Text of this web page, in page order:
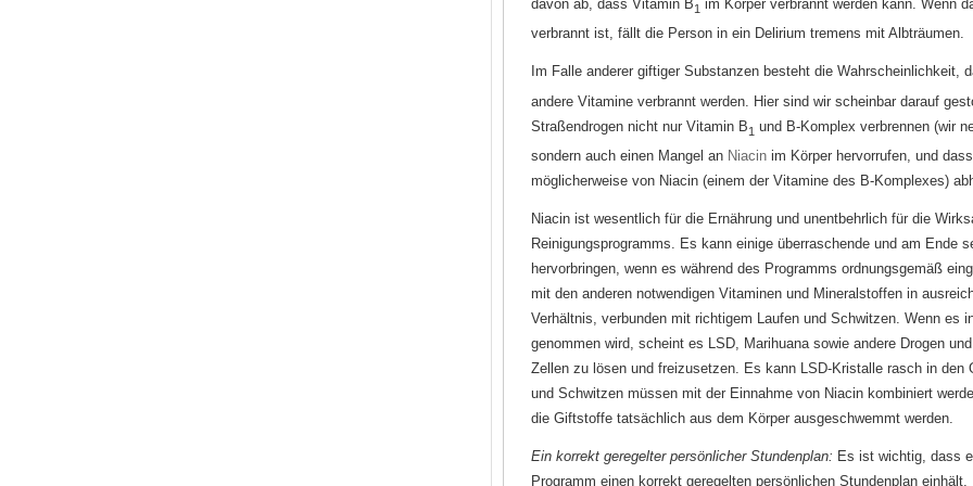
davon ab, dass Vitamin B1 im Körper verbrannt werden kann. Wenn
verbrannt ist, fällt die Person in ein Delirium tremens mit Albträumen.
Im Falle anderer giftiger Substanzen besteht die Wahrscheinlichkeit,
andere Vitamine verbrannt werden. Hier sind wir scheinbar darauf
Straßendrogen nicht nur Vitamin B1 und B-Komplex verbrennen (wir
sondern auch einen Mangel an Niacin im Körper hervorrufen, und
möglicherweise von Niacin (einem der Vitamine des B-Komplexes)
Niacin ist wesentlich für die Ernährung und unentbehrlich für die
Reinigungsprogramms. Es kann einige überraschende und am Ende
hervorbringen, wenn es während des Programms ordnungsgemäß
mit den anderen notwendigen Vitaminen und Mineralstoffen in
Verhältnis, verbunden mit richtigem Laufen und Schwitzen. Wenn es
genommen wird, scheint es LSD, Marihuana sowie andere Drogen
Zellen zu lösen und freizusetzen. Es kann LSD-Kristalle rasch in den
und Schwitzen müssen mit der Einnahme von Niacin kombiniert
die Giftstoffe tatsächlich aus dem Körper ausgeschwemmt werden.
Ein korrekt geregelter persönlicher Stundenplan: Es ist wichtig, dass
Programm einen korrekt geregelten persönlichen Stundenplan